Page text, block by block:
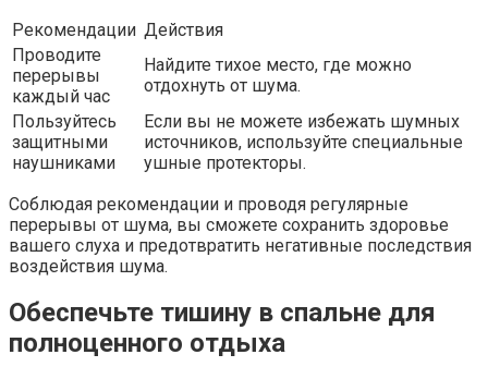
Рекомендации Действия
Проводите
перерывы
каждый час
Найдите тихое место, где можно
отдохнуть от шума.
Пользуйтесь
защитными
наушниками
Если вы не можете избежать шумных
источников, используйте специальные
ушные протекторы.
Соблюдая рекомендации и проводя регулярные
перерывы от шума, вы сможете сохранить здоровье
вашего слуха и предотвратить негативные последствия
воздействия шума.
Обеспечьте тишину в спальне для
полноценного отдыха